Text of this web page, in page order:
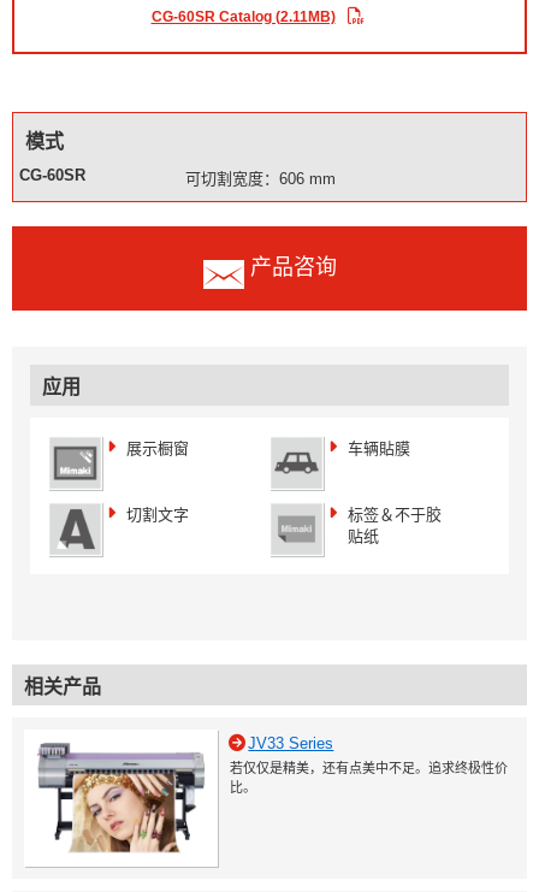
CG-60SR Catalog (2.11MB)
模式
CG-60SR 可切割宽度：606 mm
产品咨询
应用
展示橱窗 车辆貼膜
切割文字
标签＆不于胶
贴纸
相关产品
JV33 Series
若仅仅是精美，还有点美中不足。追求终极性价
比。